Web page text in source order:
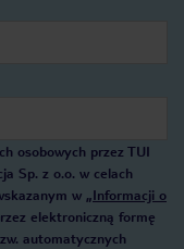
osobowych przez TUI
Sp. z o.o. w celach
w „Informacji o
elektroniczną formę
automatycznych